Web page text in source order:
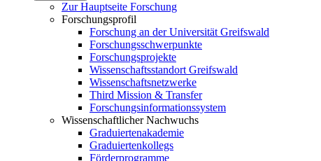
Zur Hauptseite Forschung
Forschungsprofil
Forschung an der Universität Greifswald
Forschungsschwerpunkte
Forschungsprojekte
Wissenschaftsstandort Greifswald
Wissenschaftsnetzwerke
Third Mission & Transfer
Forschungsinformationssystem
Wissenschaftlicher Nachwuchs
Graduiertenakademie
Graduiertenkollegs
Förderprogramme